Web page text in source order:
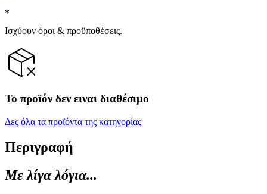
Ισχύουν όροι & προϋποθέσεις.
Το προϊόν δεν ειναι διαθέσιμο
Δες όλα τα προϊόντα της κατηγορίας
Περιγραφή
Με λίγα λόγια...